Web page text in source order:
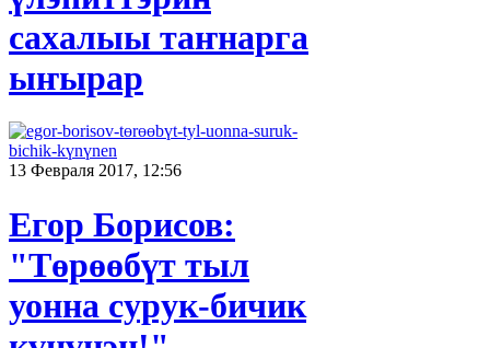
сахалыы таҥнарга
ыҥырар
13 Февраля 2017, 12:56
Егор Борисов:
"Төрөөбүт тыл
уонна сурук-бичик